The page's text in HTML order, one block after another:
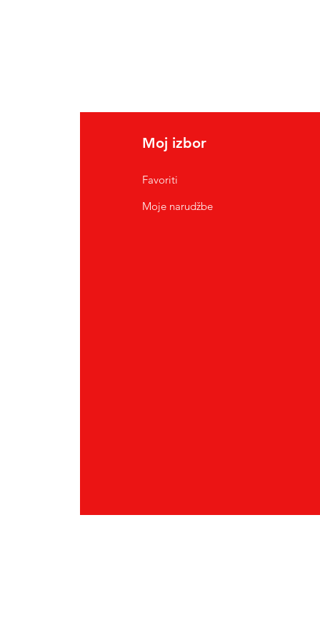
Moj izbor
Favoriti
Moje narudžbe